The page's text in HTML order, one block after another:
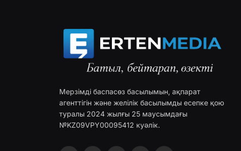
Мерзімді баспасөз басылымын, ақпарат
агенттігін және желілік басылымды есепке қою
туралы 2024 жылғы 25 маусымдағы
№KZ09VPY00095412 куәлік.